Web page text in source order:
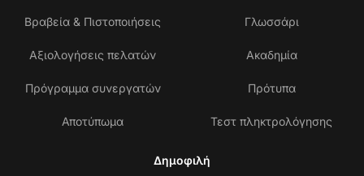
Βραβεία & Πιστοποιήσεις
Αξιολογήσεις πελατών
Πρόγραμμα συνεργατών
Αποτύπωμα
Γλωσσάρι
Ακαδημία
Πρότυπα
Τεστ πληκτρολόγησης
Δημοφιλή